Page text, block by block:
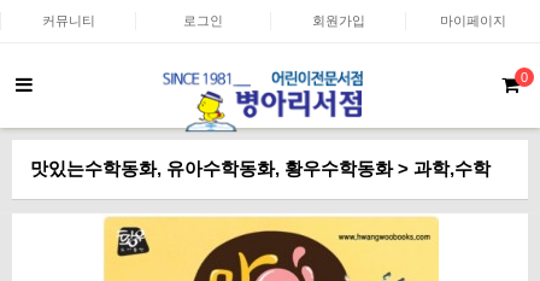
커뮤니티 로그인 회원가입 마이페이지
0
맛있는수학동화, 유아수학동화, 황우수학동화 > 과학,수학